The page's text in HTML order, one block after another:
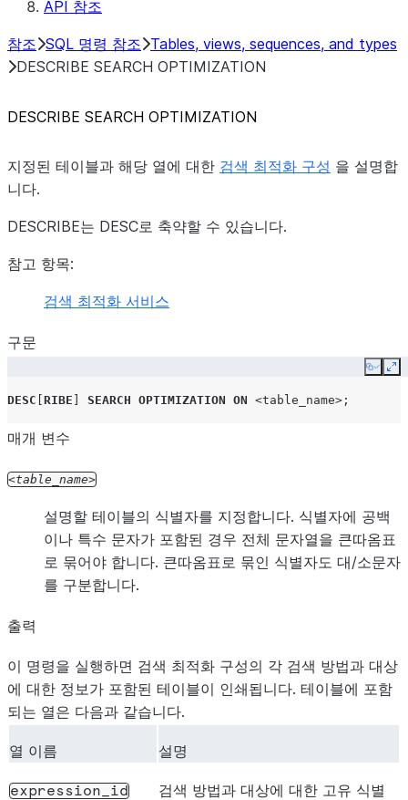
API 참조
참조 SQL 명령 참조 Tables, views, sequences, and types
DESCRIBE SEARCH OPTIMIZATION
DESCRIBE SEARCH OPTIMIZATION
지정된 테이블과 해당 열에 대한 검색 최적화 구성 을 설명합
니다.
DESCRIBE는 DESC로 축약할 수 있습니다.
참고 항목:
검색 최적화 서비스
구문
Copy
DESC RIBE SEARCH OPTIMIZATION ON <table_name> ;
매개 변수
table_name
설명할 테이블의 식별자를 지정합니다. 식별자에 공백
이나 특수 문자가 포함된 경우 전체 문자열을 큰따옴표
로 묶어야 합니다. 큰따옴표로 묶인 식별자도 대/소문자
를 구분합니다.
출력
이 명령을 실행하면 검색 최적화 구성의 각 검색 방법과 대상
에 대한 정보가 포함된 테이블이 인쇄됩니다. 테이블에 포함
되는 열은 다음과 같습니다.
열 이름 설명
expression_id
검색 방법과 대상에 대한 고유 식별